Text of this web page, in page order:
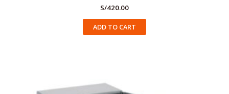
S/420.00
ADD TO CART